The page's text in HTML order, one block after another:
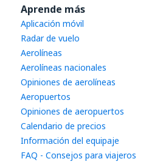
Aprende más
Aplicación móvil
Radar de vuelo
Aerolíneas
Aerolíneas nacionales
Opiniones de aerolíneas
Aeropuertos
Opiniones de aeropuertos
Calendario de precios
Información del equipaje
FAQ - Consejos para viajeros